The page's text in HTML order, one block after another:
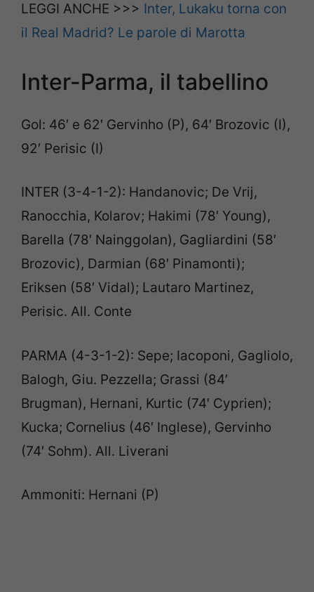
LEGGI ANCHE >>> Inter, Lukaku torna con
il Real Madrid? Le parole di Marotta
Inter-Parma, il tabellino
Gol: 46′ e 62′ Gervinho (P), 64′ Brozovic (I),
92′ Perisic (I)
INTER (3-4-1-2): Handanovic; De Vrij,
Ranocchia, Kolarov; Hakimi (78′ Young),
Barella (78′ Nainggolan), Gagliardini (58′
Brozovic), Darmian (68′ Pinamonti);
Eriksen (58′ Vidal); Lautaro Martinez,
Perisic. All. Conte
PARMA (4-3-1-2): Sepe; Iacoponi, Gagliolo,
Balogh, Giu. Pezzella; Grassi (84′
Brugman), Hernani, Kurtic (74′ Cyprien);
Kucka; Cornelius (46′ Inglese), Gervinho
(74′ Sohm). All. Liverani
Ammoniti: Hernani (P)